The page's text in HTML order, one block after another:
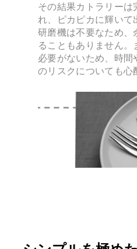
その結果カトラリーは
れ、ピカピカに輝いて
研磨機は不要なため、
ることもありません。
必要がないため、時間
のリスクについても心